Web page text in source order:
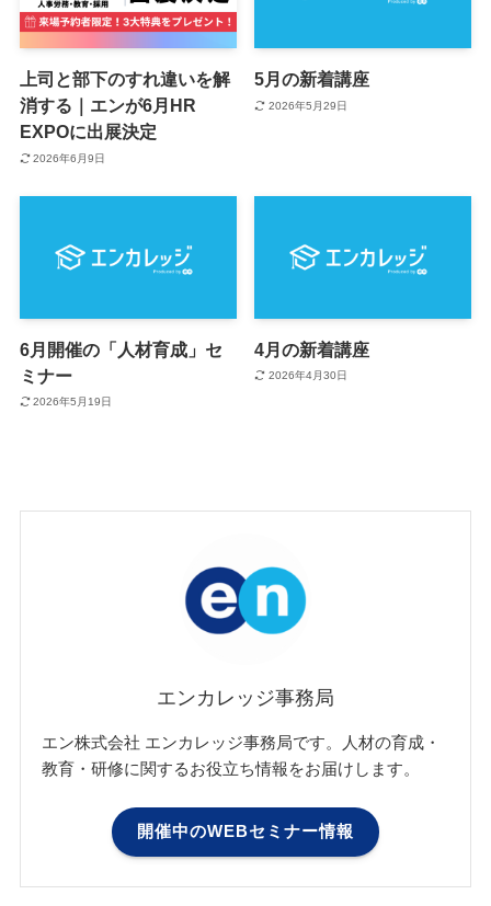
上司と部下のすれ違いを解
消する｜エンが6月HR
EXPOに出展決定
2026年6月9日
5月の新着講座
2026年5月29日
6月開催の「人材育成」セ
ミナー
2026年5月19日
4月の新着講座
2026年4月30日
エンカレッジ事務局
エン株式会社 エンカレッジ事務局です。人材の育成・
教育・研修に関するお役立ち情報をお届けします。
開催中のWEBセミナー情報